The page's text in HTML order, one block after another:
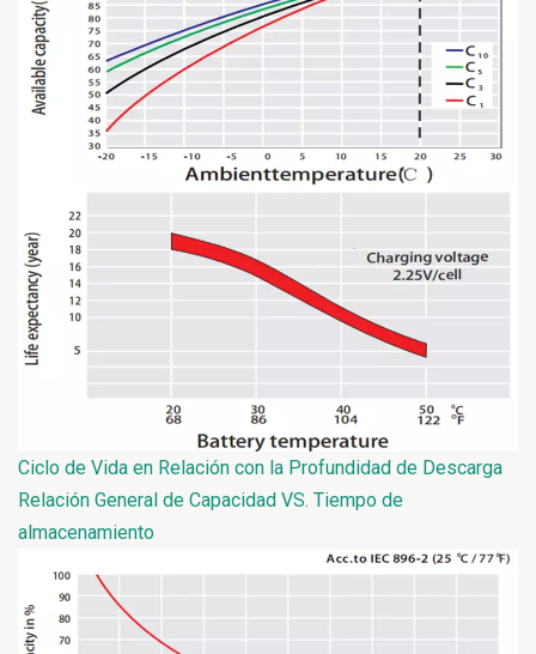
Ciclo de Vida en Relación con la Profundidad de Descarga
Relación General de Capacidad VS. Tiempo de
almacenamiento